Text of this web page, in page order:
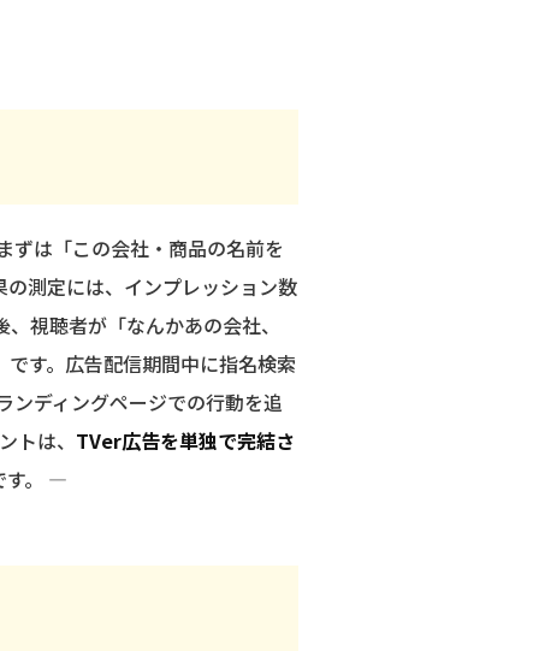
ずは「この会社・商品の名前を
測定には、インプレッション数
視聴者が「なんかあの会社、
す。広告配信期間中に指名検索
ンディングページでの行動を追
トは、 TVer広告を単独で完結さ
す。 —